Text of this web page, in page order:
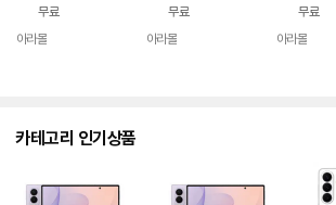
는
무료
아라몰
무료
아라몰
무료
아라몰
카테고리 인기상품